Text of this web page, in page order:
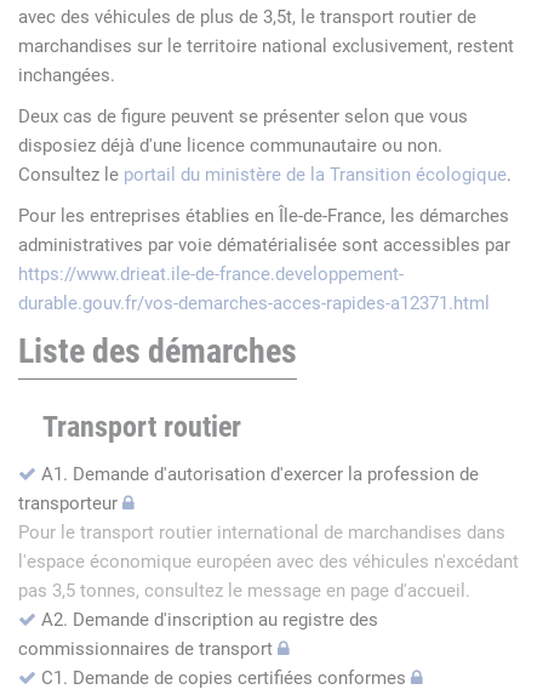
avec des véhicules de plus de 3,5t, le transport routier de
marchandises sur le territoire national exclusivement, restent
inchangées.
Deux cas de figure peuvent se présenter selon que vous
disposiez déjà d'une licence communautaire ou non.
Consultez le portail du ministère de la Transition écologique.
Pour les entreprises établies en Île-de-France, les démarches
administratives par voie dématérialisée sont accessibles par
https://www.drieat.ile-de-france.developpement-
durable.gouv.fr/vos-demarches-acces-rapides-a12371.html
Liste des démarches
Transport routier
A1. Demande d'autorisation d'exercer la profession de
transporteur
Pour le transport routier international de marchandises dans
l'espace économique européen avec des véhicules n'excédant
pas 3,5 tonnes, consultez le message en page d'accueil.
A2. Demande d'inscription au registre des
commissionnaires de transport
C1. Demande de copies certifiées conformes